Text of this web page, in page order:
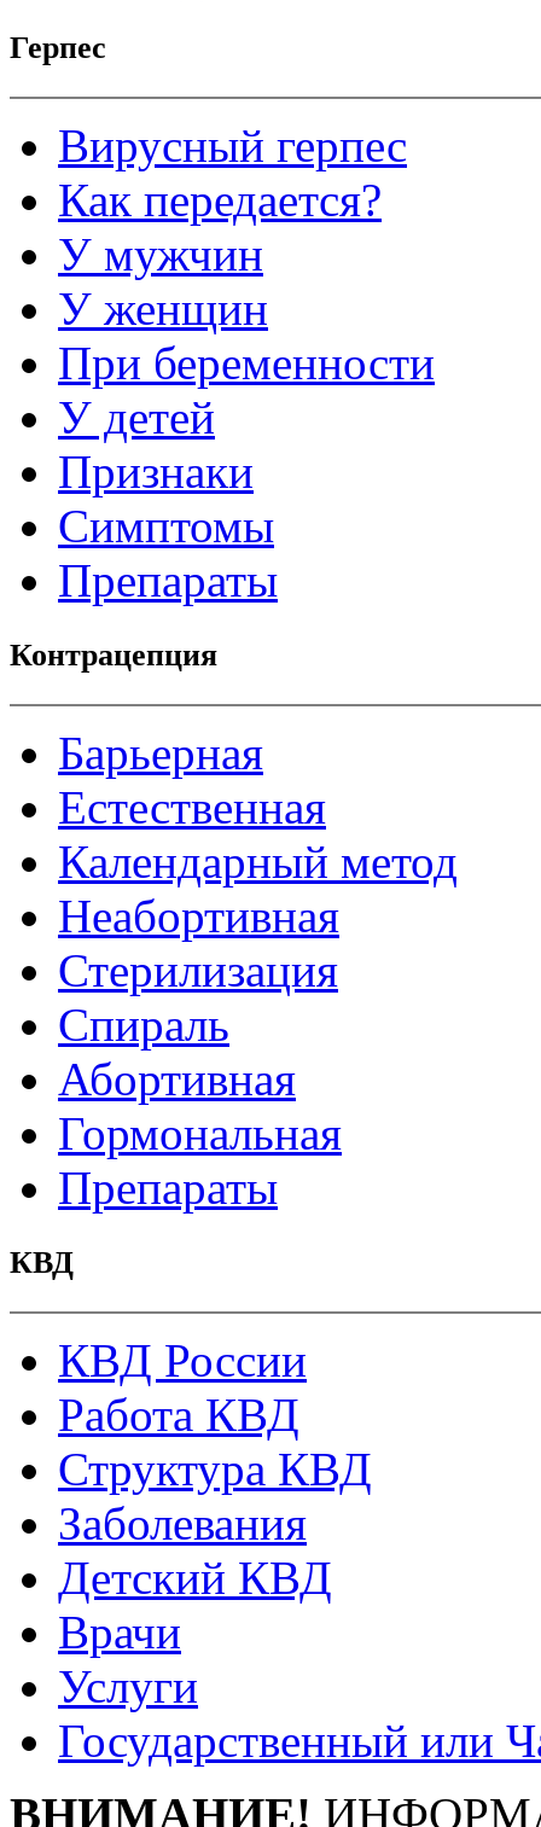
Герпес
Вирусный герпес
Как передается?
У мужчин
У женщин
При беременности
У детей
Признаки
Симптомы
Препараты
Контрацепция
Барьерная
Естественная
Календарный метод
Неабортивная
Стерилизация
Спираль
Абортивная
Гормональная
Препараты
КВД
КВД России
Работа КВД
Структура КВД
Заболевания
Детский КВД
Врачи
Услуги
Государственный или
ВНИМАНИЕ!